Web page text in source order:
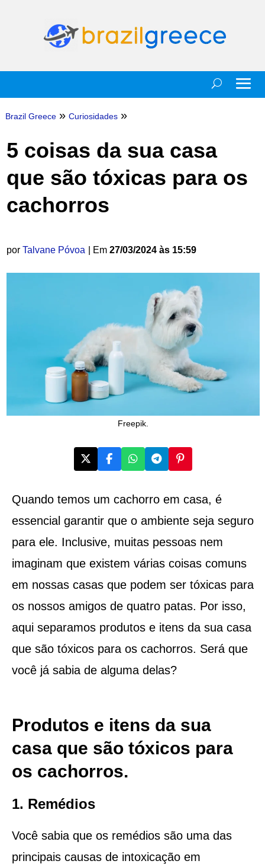
Brazil Greece » Curiosidades »
5 coisas da sua casa
que são tóxicas para os
cachorros
por Talvane Póvoa | Em 27/03/2024 às 15:59
Freepik.
Quando temos um cachorro em casa, é
essencial garantir que o ambiente seja seguro
para ele. Inclusive, muitas pessoas nem
imaginam que existem várias coisas comuns
em nossas casas que podem ser tóxicas para
os nossos amigos de quatro patas. Por isso,
aqui separamos produtos e itens da sua casa
que são tóxicos para os cachorros. Será que
você já sabia de alguma delas?
Produtos e itens da sua
casa que são tóxicos para
os cachorros.
1. Remédios
Você sabia que os remédios são uma das
principais causas de intoxicação em